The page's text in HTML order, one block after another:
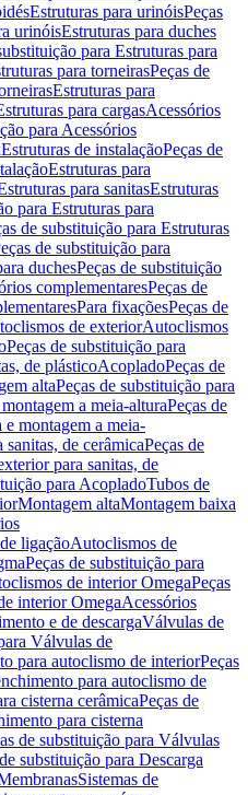
Estruturas para urinóisPeças
urinóisEstruturas para duches
para Estruturas para
para torneirasPeças de
Estruturas para
para cargasAcessórios
para Acessórios
Estruturas de instalaçãoPeças de
Estruturas para
para sanitasEstruturas
para Estruturas para
de substituição para Estruturas
de substituição para
duchesPeças de substituição
complementaresPeças de
Para fixaçõesPeças de
de exteriorAutoclismos
Peças de substituição para
de plásticoAcopladoPeças de
altaPeças de substituição para
a meia-alturaPeças de
montagem a meia-
de cerâmicaPeças de
para sanitas, de
para AcopladoTubos de
Montagem altaMontagem baixa
ligaçãoAutoclismos de
Peças de substituição para
de interior OmegaPeças
interior OmegaAcessórios
e de descargaVálvulas de
Válvulas de
para autoclismo de interiorPeças
para autoclismo de
cisterna cerâmicaPeças de
para cisterna
de substituição para Válvulas
substituição para Descarga
Sistemas de